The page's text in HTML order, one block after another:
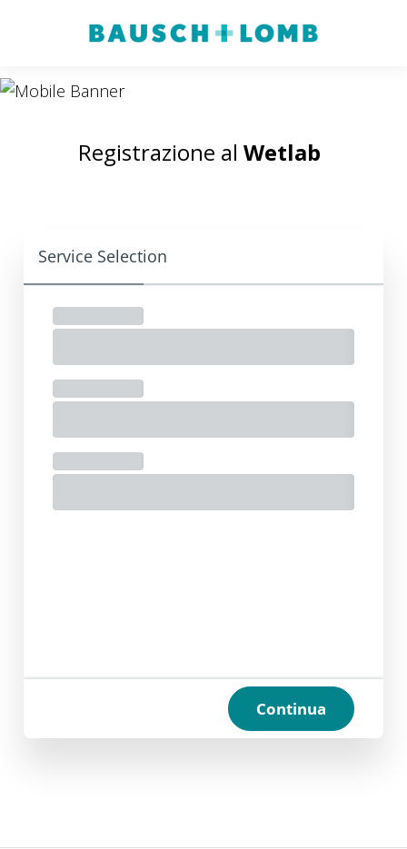
Registrazione al Wetlab
Service Selection
Continua